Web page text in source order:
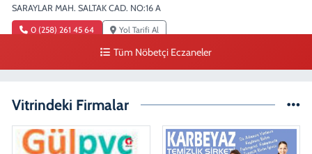
SARAYLAR MAH. SALTAK CAD. NO:16 A
0 (258) 261 45 64 Yol Tarifi Al
0 (258) 261 45 60 Yol Tarifi Al
Dişçioğlu Eczanesi
Tüm Nöbetçi Eczaneler
Vitrindeki Firmalar